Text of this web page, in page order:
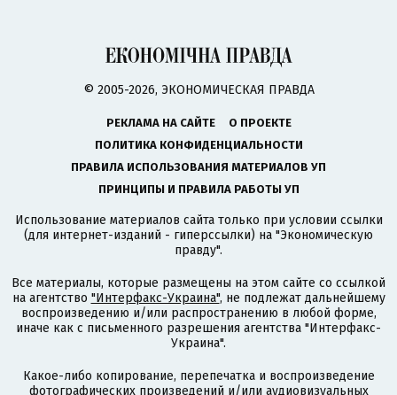
© 2005-2026, ЭКОНОМИЧЕСКАЯ ПРАВДА
РЕКЛАМА НА САЙТЕ
О ПРОЕКТЕ
ПОЛИТИКА КОНФИДЕНЦИАЛЬНОСТИ
ПРАВИЛА ИСПОЛЬЗОВАНИЯ МАТЕРИАЛОВ УП
ПРИНЦИПЫ И ПРАВИЛА РАБОТЫ УП
Использование материалов сайта только при условии ссылки
(для интернет-изданий - гиперссылки) на "Экономическую
правду".
Все материалы, которые размещены на этом сайте со ссылкой
на агентство "Интерфакс-Украина", не подлежат дальнейшему
воспроизведению и/или распространению в любой форме,
иначе как с письменного разрешения агентства "Интерфакс-
Украина".
Какое-либо копирование, перепечатка и воспроизведение
фотографических произведений и/или аудиовизуальных